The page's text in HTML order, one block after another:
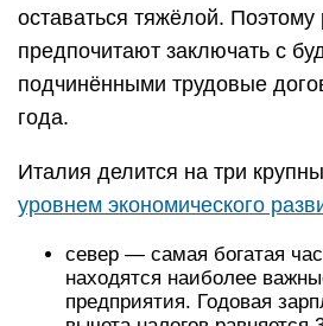
оставаться тяжёлой. Поэтому
предпочитают заключать с
подчинёнными трудовые
года.
Италия делится на три
уровнем экономического
север — самая богатая
находятся наиболее
предприятия. Годовая